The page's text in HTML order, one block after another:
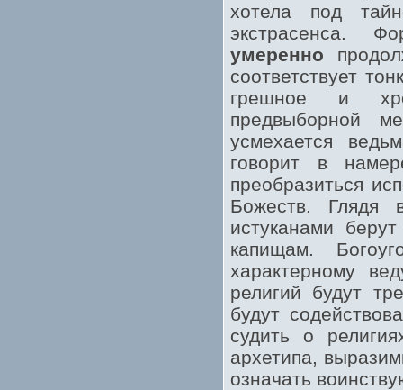
хотела под
экстрасенса.
умеренно
соответствует
грешное и
предвыборной
усмехается
говорит в
преобразиться
Божеств. Глядя
истуканами
капищам.
характерному
религий будут
будут
судить о
архетипа,
означать